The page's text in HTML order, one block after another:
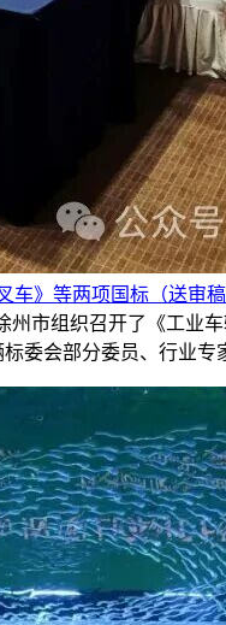
车》等两项国标（送审
市组织召开了《工业
会部分委员、行业专